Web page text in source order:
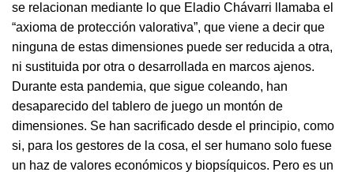
se relacionan mediante lo que Eladio Chávarri llamaba el
“axioma de protección valorativa”, que viene a decir que
ninguna de estas dimensiones puede ser reducida a otra,
ni sustituida por otra o desarrollada en marcos ajenos.
Durante esta pandemia, que sigue coleando, han
desaparecido del tablero de juego un montón de
dimensiones. Se han sacrificado desde el principio, como
si, para los gestores de la cosa, el ser humano solo fuese
un haz de valores económicos y biopsíquicos. Pero es un